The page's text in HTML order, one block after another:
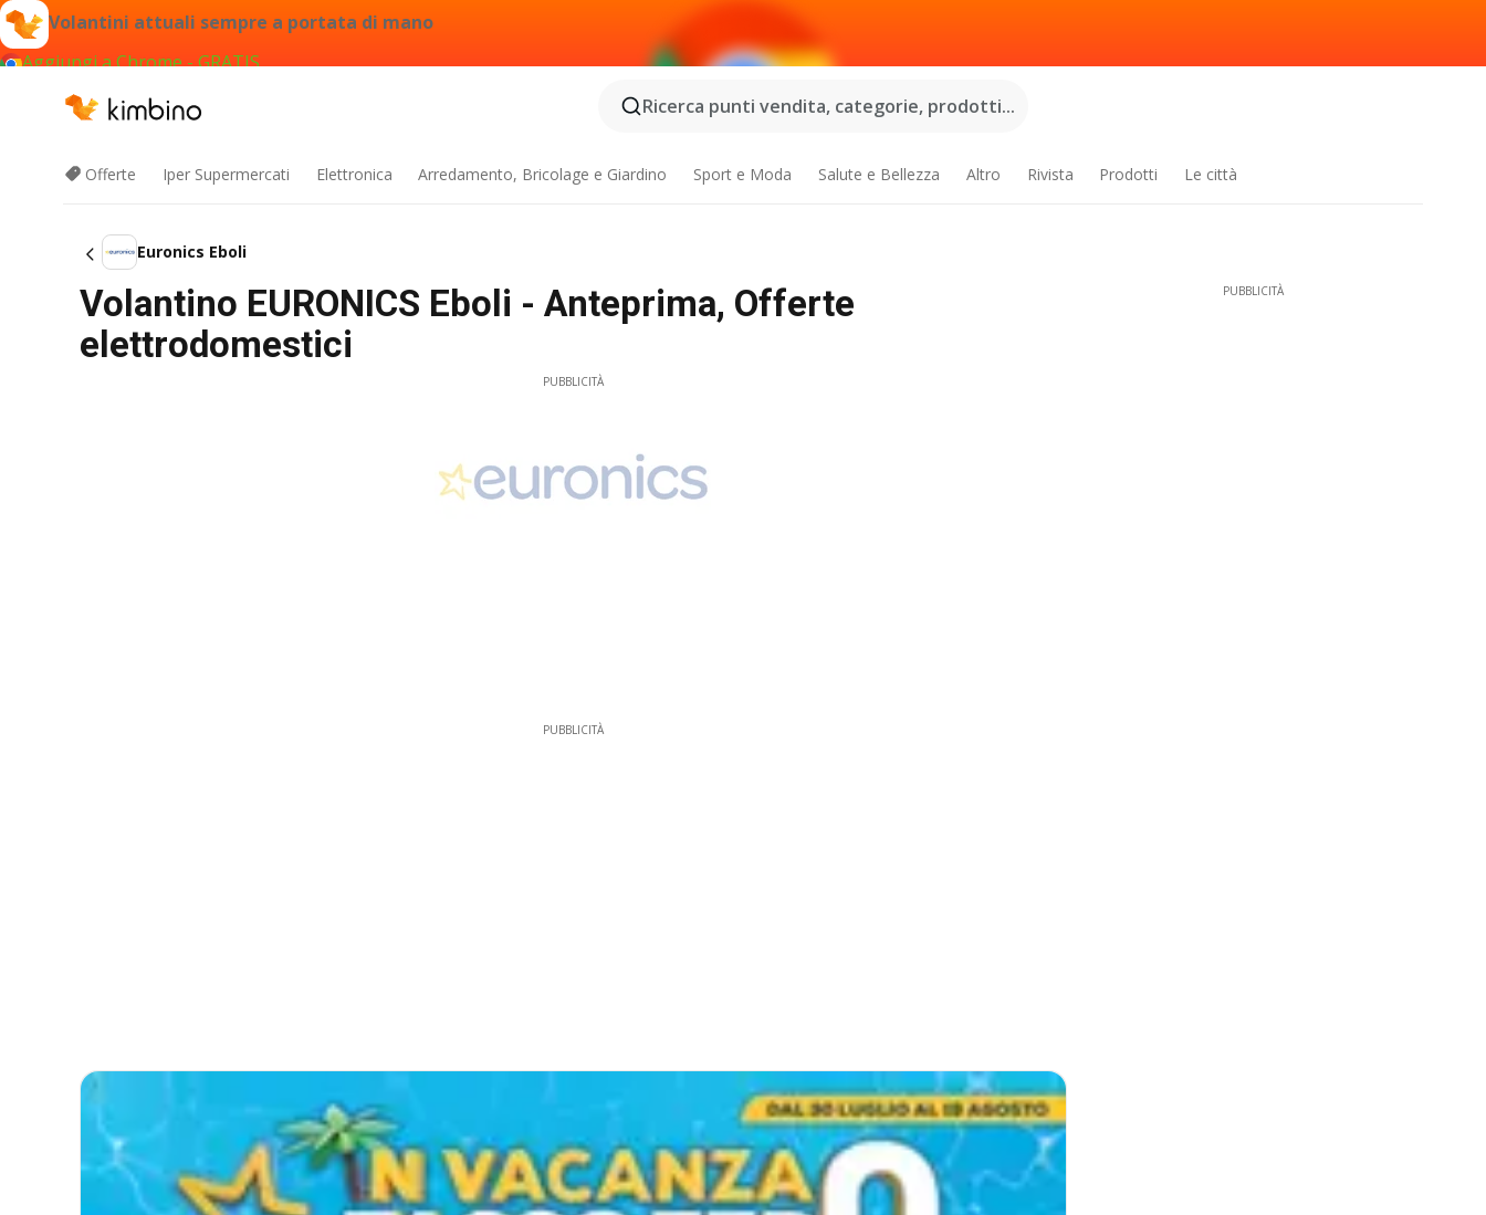
Volantini attuali sempre a portata di mano
Aggiungi a Chrome - GRATIS
Ricerca punti vendita, categorie, prodotti...
Offerte Iper Supermercati Elettronica Arredamento, Bricolage e Giardino Sport e Moda Salute e Bellezza Altro Rivista Prodotti Le città
Euronics Eboli
Volantino EURONICS Eboli - Anteprima, Offerte
elettrodomestici
PUBBLICITÀ
PUBBLICITÀ
PUBBLICITÀ